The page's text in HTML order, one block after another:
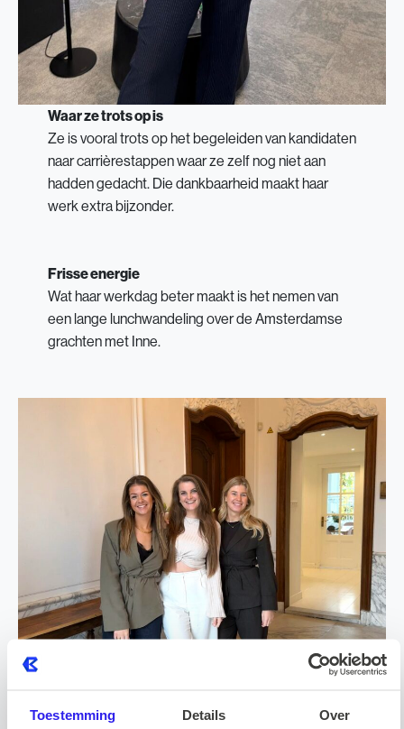
Toestemming Details Over
Waar ze trots op is
Ze is vooral trots op het begeleiden van kandidaten
naar carrièrestappen waar ze zelf nog niet aan
hadden gedacht. Die dankbaarheid maakt haar
werk extra bijzonder.
Frisse energie
Wat haar werkdag beter maakt is het nemen van
een lange lunchwandeling over de Amsterdamse
grachten met Inne.